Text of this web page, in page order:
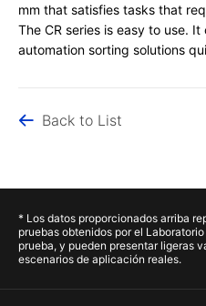
mm that satisfies tasks that
The CR series is easy to use.
automation sorting solutions
Back to List
* Los datos proporcionados arriba
pruebas obtenidos por el
prueba, y pueden presentar ligeras
escenarios de aplicación reales.